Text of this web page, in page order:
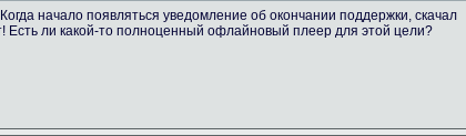
начало появляться уведомление об окончании поддержки, скачал
Есть ли какой-то полноценный офлайновый плеер для этой цели?